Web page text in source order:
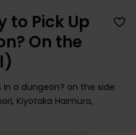
to Pick Up
On the
a dungeon? on the side:
, Kiyotaka Haimura,